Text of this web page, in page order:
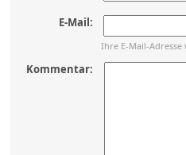
E-Mail:
Ihre E-Mail-Adresse
Kommentar: